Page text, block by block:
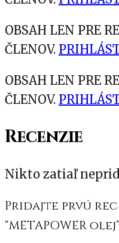
OBSAH LEN PRE
ČLENOV.
OBSAH LEN PRE
ČLENOV.
Recenzie
Nikto zatiaľ
Pridajte prvú
“METAPOWER olej”